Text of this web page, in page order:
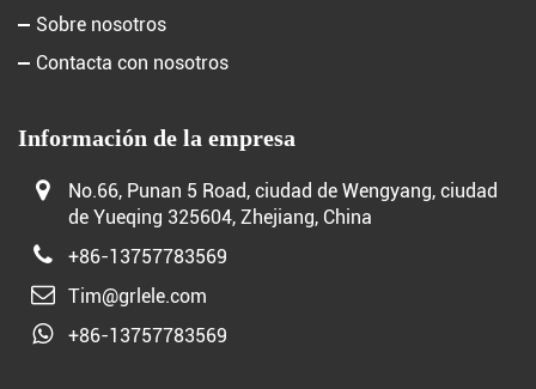
Sobre nosotros
Contacta con nosotros
Información de la empresa
No.66, Punan 5 Road, ciudad de Wengyang, ciudad
de Yueqing 325604, Zhejiang, China
+86-13757783569
Tim@grlele.com
+86-13757783569